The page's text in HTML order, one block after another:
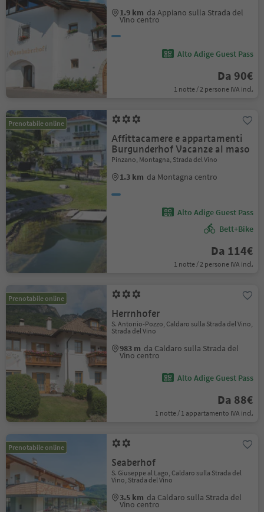
1.9 km da Appiano sulla Strada del
Vino centro
Alto Adige Guest Pass
Da 90€
1 notte / 2 persone IVA incl.
Prenotabile online
Affittacamere e appartamenti
Burgunderhof Vacanze al maso
Pinzano, Montagna, Strada del Vino
1.3 km da Montagna centro
Alto Adige Guest Pass
Bett+Bike
Da 114€
1 notte / 2 persone IVA incl.
Prenotabile online
Herrnhofer
S. Antonio-Pozzo, Caldaro sulla Strada del Vino,
Strada del Vino
983 m da Caldaro sulla Strada del
Vino centro
Alto Adige Guest Pass
Da 88€
1 notte / 1 appartamento IVA incl.
Prenotabile online
Seaberhof
S. Giuseppe al Lago, Caldaro sulla Strada del
Vino, Strada del Vino
3.5 km da Caldaro sulla Strada del
Vino centro